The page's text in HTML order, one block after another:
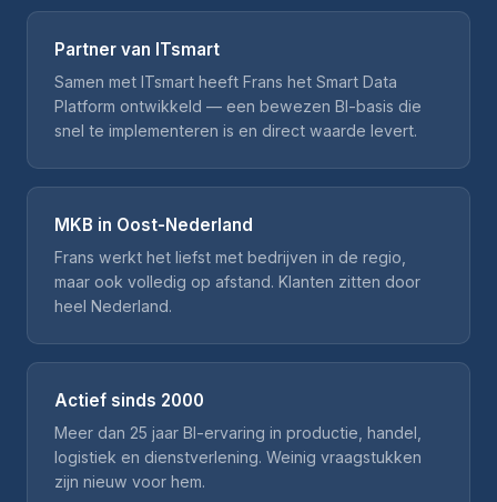
Partner van ITsmart
Samen met ITsmart heeft Frans het Smart Data
Platform ontwikkeld — een bewezen BI-basis die
snel te implementeren is en direct waarde levert.
MKB in Oost-Nederland
Frans werkt het liefst met bedrijven in de regio,
maar ook volledig op afstand. Klanten zitten door
heel Nederland.
Actief sinds 2000
Meer dan 25 jaar BI-ervaring in productie, handel,
logistiek en dienstverlening. Weinig vraagstukken
zijn nieuw voor hem.